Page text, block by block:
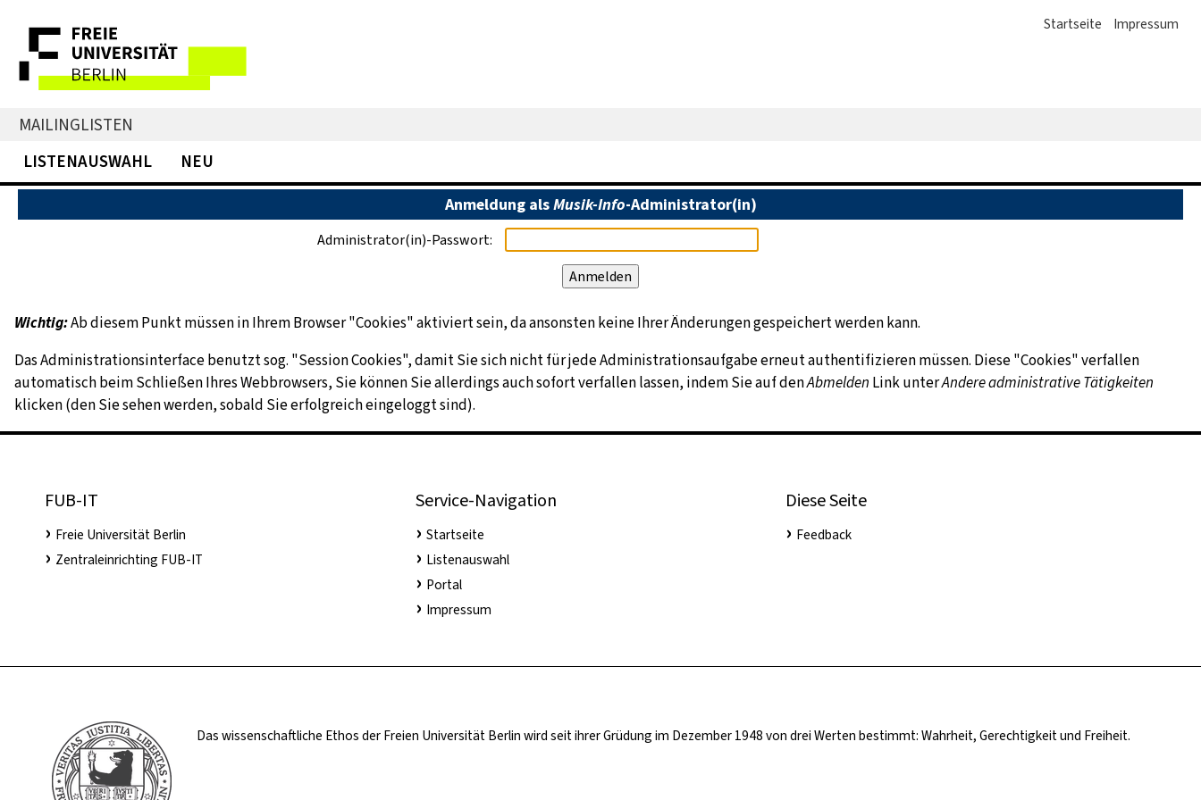
Startseite Impressum
MAILINGLISTEN
LISTENAUSWAHL
NEU
Anmeldung alsMusik-Info-Administrator(in)
Administrator(in)-Passwort:
Wichtig:Ab diesem Punkt müssen in Ihrem Browser "Cookies" aktiviert sein, da ansonsten keine Ihrer Änderungen gespeichert werden kann.
Das Administrationsinterface benutzt sog. "Session Cookies", damit Sie sich nicht für jede Administrationsaufgabe erneut authentifizieren müssen. Diese "Cookies" verfallen
automatisch beim Schließen Ihres Webbrowsers, Sie können Sie allerdings auch sofort verfallen lassen, indem Sie auf denAbmelden Link unterAndere administrative Tätigkeiten
klicken (den Sie sehen werden, sobald Sie erfolgreich eingeloggt sind).
FUB-IT
Freie Universität Berlin
Zentraleinrichting FUB-IT
Service-Navigation
Startseite
Listenauswahl
Portal
Impressum
Diese Seite
Feedback
Das wissenschaftliche Ethos der Freien Universität Berlin wird seit ihrer Grüdung im Dezember 1948 von drei Werten bestimmt: Wahrheit, Gerechtigkeit und Freiheit.